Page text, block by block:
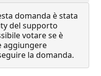
domanda è stata
del supporto
votare se è
aggiungere
la domanda.